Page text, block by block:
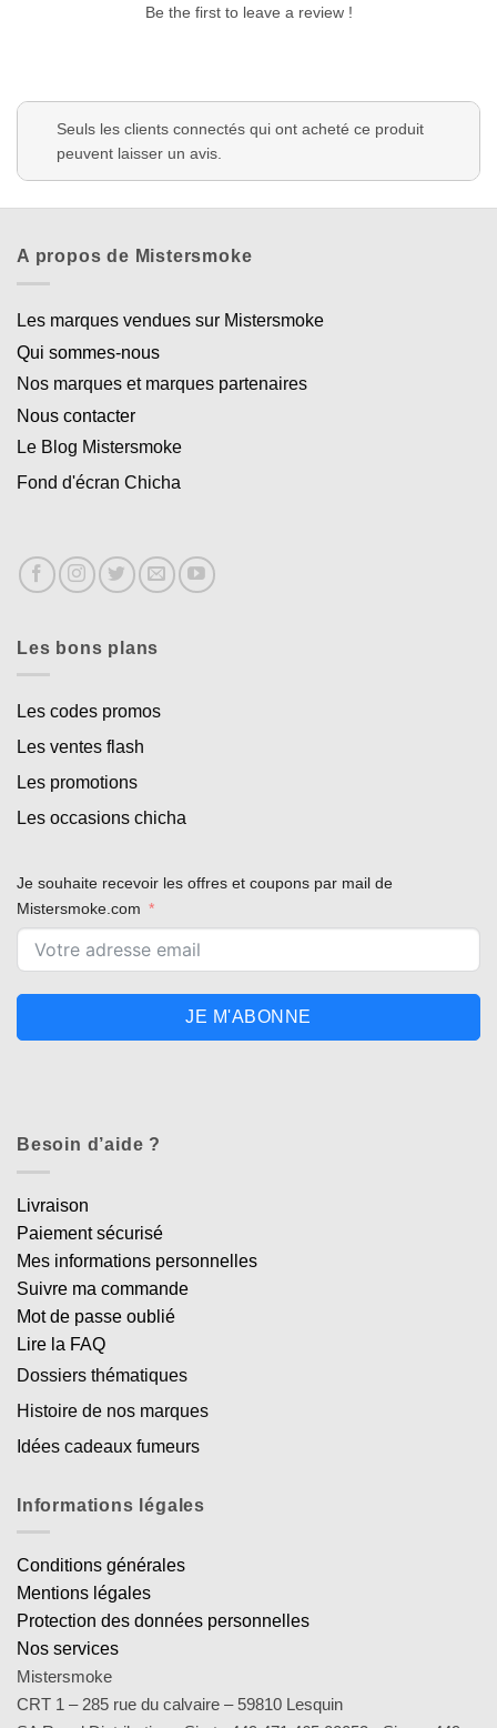
Be the first to leave a review !
Seuls les clients connectés qui ont acheté ce produit
peuvent laisser un avis.
A propos de Mistersmoke
Les marques vendues sur Mistersmoke
Qui sommes-nous
Nos marques et marques partenaires
Nous contacter
Le Blog Mistersmoke
Fond d'écran Chicha
Les bons plans
Les codes promos
Les ventes flash
Les promotions
Les occasions chicha
Je souhaite recevoir les offres et coupons par mail de
Mistersmoke.com
JE M'ABONNE
Besoin d’aide ?
Livraison
Paiement sécurisé
Mes informations personnelles
Suivre ma commande
Mot de passe oublié
Lire la FAQ
Dossiers thématiques
Histoire de nos marques
Idées cadeaux fumeurs
Informations légales
Conditions générales
Mentions légales
Protection des données personnelles
Nos services
Mistersmoke
CRT 1 – 285 rue du calvaire – 59810 Lesquin